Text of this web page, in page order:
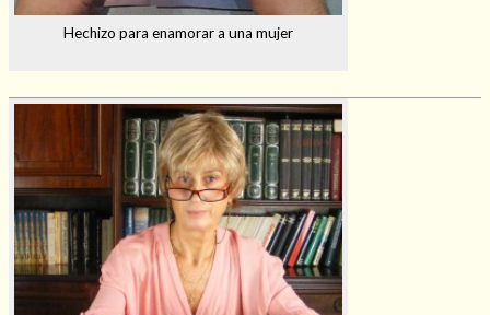
Hechizo para enamorar a una mujer